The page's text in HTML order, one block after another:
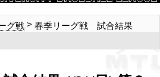
グ戦 > 春季リーグ戦 試合結果